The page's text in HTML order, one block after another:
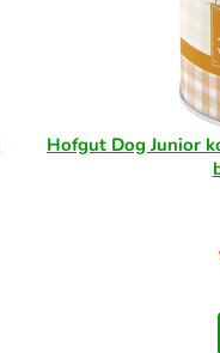
Hofgut Dog Junior